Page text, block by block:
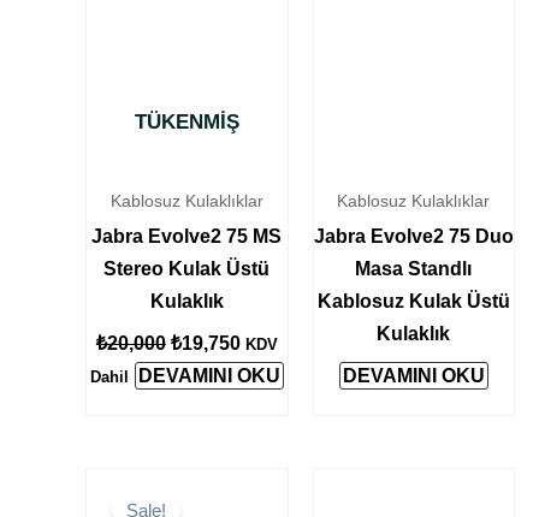
TÜKENMIŞ
Kablosuz Kulaklıklar
Jabra Evolve2 75 MS
Stereo Kulak Üstü
Kulaklık
₺20,000 ₺19,750 KDV
Dahil
DEVAMINI OKU
Kablosuz Kulaklıklar
Jabra Evolve2 75 Duo
Masa Standlı
Kablosuz Kulak Üstü
Kulaklık
DEVAMINI OKU
Sale!